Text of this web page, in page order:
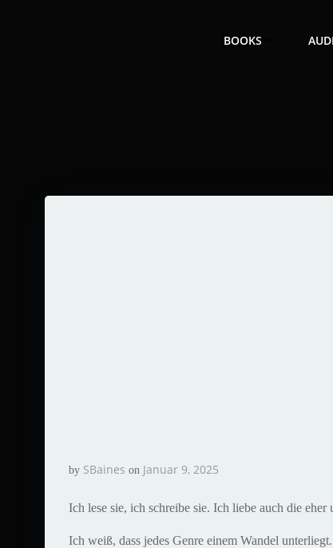
BOOKS
by SBaines on Januar 9, 2025
Ich lese sie, ich schreibe sie. Ich liebe auch die
Ich weiß, dass jedes Genre einem Wandel